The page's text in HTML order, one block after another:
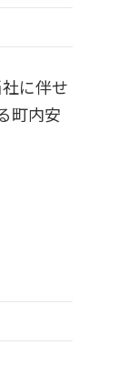
に伴せ
町内安